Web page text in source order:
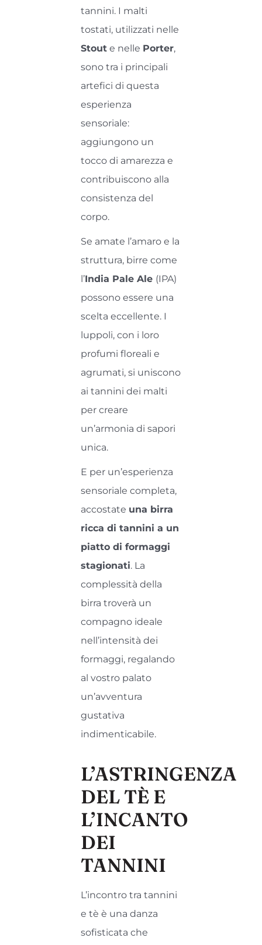
tannini. I malti
tostati, utilizzati nelle
Stoute nelle Porter,
sono tra i principali
artefici di questa
esperienza
sensoriale:
aggiungono un
tocco di amarezza e
contribuiscono alla
consistenza del
corpo.
Se amate l’amaro e la
struttura, birre come
l’India Pale Ale (IPA)
possono essere una
scelta eccellente. I
luppoli, con i loro
profumi floreali e
agrumati, si uniscono
ai tannini dei malti
per creare
un’armonia di sapori
unica.
E per un’esperienza
sensoriale completa,
accostate una birra
ricca di tannini a un
piatto di formaggi
stagionati. La
complessità della
birra troverà un
compagno ideale
nell’intensità dei
formaggi, regalando
al vostro palato
un’avventura
gustativa
indimenticabile.
L’ASTRINGENZA
DEL TÈ E
L’INCANTO
DEI
TANNINI
L’incontro tra tannini
e tè è una danza
sofisticata che